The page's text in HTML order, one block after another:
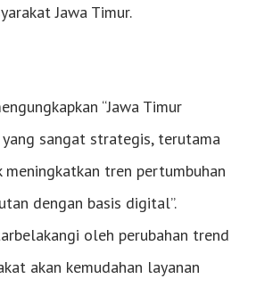
Jawa Timur.
“Jawa Timur
yang sangat strategis, terutama
meningkatkan tren pertumbuhan
dengan basis digital”.
oleh perubahan trend
akan kemudahan layanan